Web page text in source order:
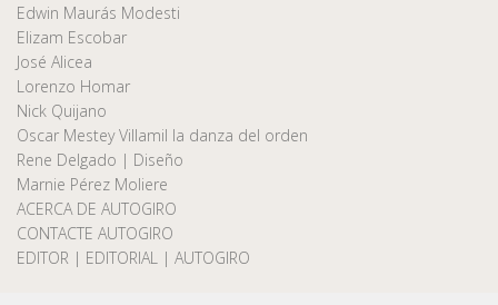
Edwin Maurás Modesti
Elizam Escobar
José Alicea
Lorenzo Homar
Nick Quijano
Oscar Mestey Villamil la danza del orden
Rene Delgado | Diseño
Marnie Pérez Moliere
ACERCA DE AUTOGIRO
CONTACTE AUTOGIRO
EDITOR | EDITORIAL | AUTOGIRO